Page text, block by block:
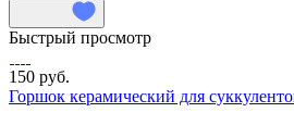
Быстрый просмотр
150 руб.
Горшок керамический для